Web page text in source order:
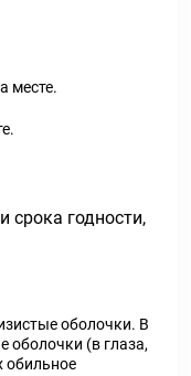
месте.
срока годности,
оболочки. В
оболочки (в глаза,
обильное